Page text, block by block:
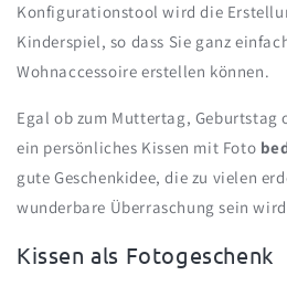
Konfigurationstool wird die
Kinderspiel, so dass Sie ganz
Wohnaccessoire erstellen können.
Egal ob zum Muttertag, Geburtstag
ein persönliches Kissen mit Foto
gute Geschenkidee, die zu vielen
wunderbare Überraschung sein
Kissen als Fotogeschenk